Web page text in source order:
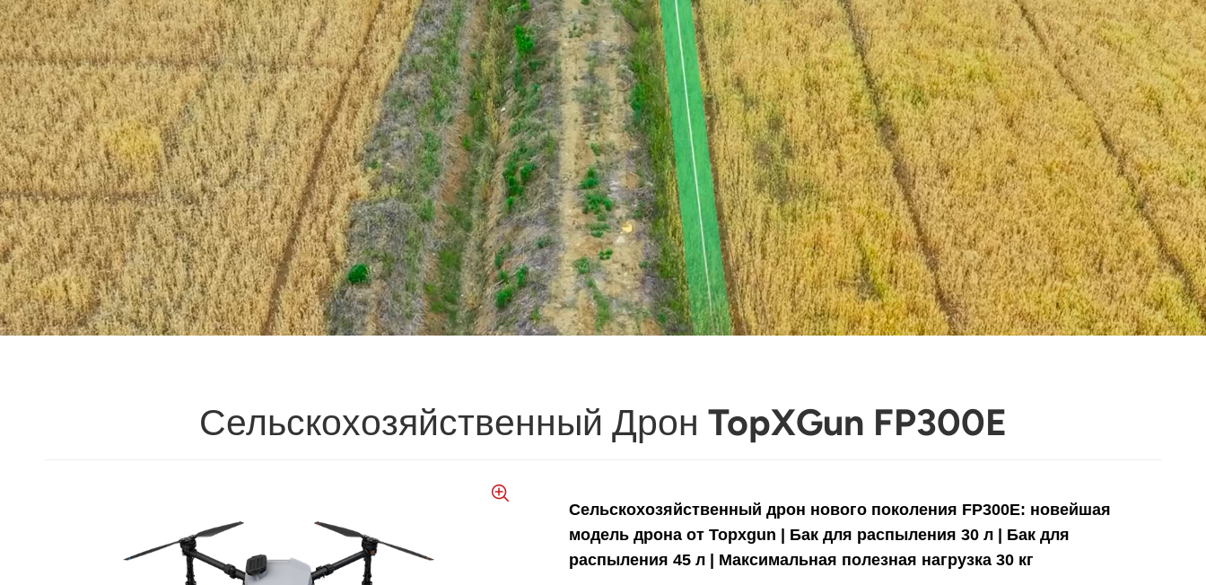
Сельскохозяйственный Дрон TopXGun FP300E
Сельскохозяйственный дрон нового поколения FP300E: новейшая
модель дрона от Topxgun | Бак для распыления 30 л | Бак для
распыления 45 л | Максимальная полезная нагрузка 30 кг